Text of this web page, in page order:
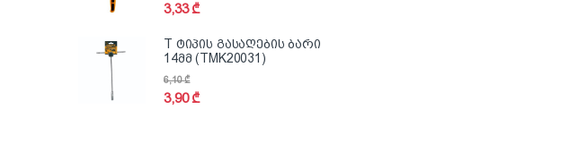
3,33₾
T ტიპის გასაღების ბარი
14მმ (TMK20031)
3,90₾
6,10₾